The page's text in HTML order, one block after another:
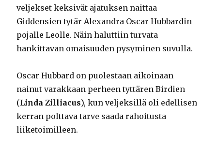
veljekset keksivät ajatuksen naittaa
Giddensien tytär Alexandra Oscar Hubbardin
pojalle Leolle. Näin haluttiin turvata
hankittavan omaisuuden pysyminen suvulla.
Oscar Hubbard on puolestaan aikoinaan
nainut varakkaan perheen tyttären Birdien
(Linda Zilliacus), kun veljeksillä oli edellisen
kerran polttava tarve saada rahoitusta
liiketoimilleen.